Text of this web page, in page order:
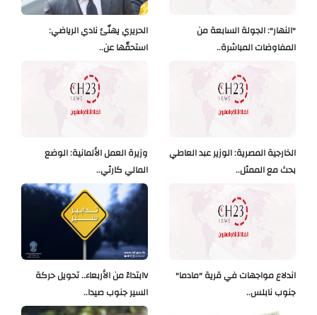
الحريري يهنّئ نادي الرياضي:
استحقّها عن..
"النهار": الجولة السابعة من
المفاوضات المباشرة..
وزيرة العمل الألمانية: الوضع
المالي كارثي..
الخارجية المصرية: الوزير عبد العاطي
بحث مع الممثل..
Vابتداءً من الأربعاء.. تحويل حركة
السير جنوب صيدا..
اندلاع مواجهات في قرية "مادما"
جنوب نابلس..